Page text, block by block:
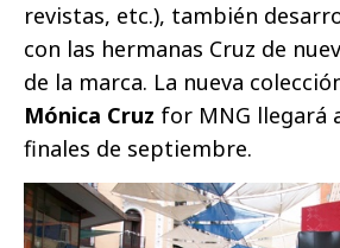
revistas, etc.), también
con las hermanas Cruz de
de la marca. La nueva
Mónica Cruz for MNG llegará
finales de septiembre.